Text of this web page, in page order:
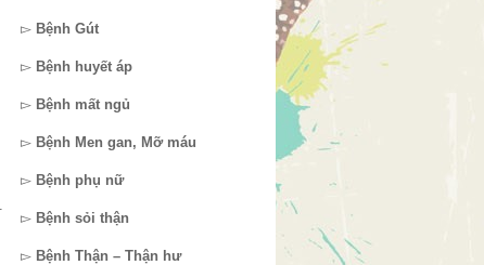
▻ Bệnh Gút
▻ Bệnh huyết áp
▻ Bệnh mất ngủ
▻ Bệnh Men gan, Mỡ máu
▻ Bệnh phụ nữ
▻ Bệnh sỏi thận
▻ Bệnh Thận – Thận hư